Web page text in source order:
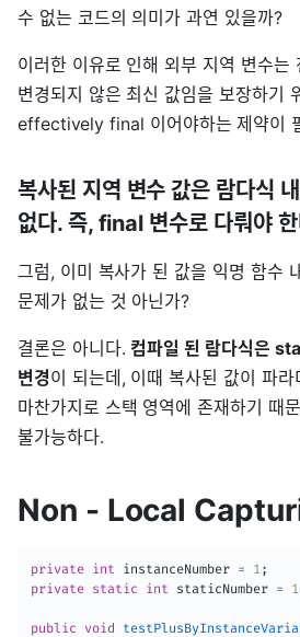
수 없는 코드의 의미가 과연 있을까?
이러한 이유로 인해 외부 지역 변수는
변경되지 않은 최신 값임을 보장하기
effectively final 이어야하는 제약이
복사된 지역 변수 값은 람다식
없다. 즉, final 변수로 다뤄야
그럼, 이미 복사가 된 값을 익명 함수
문제가 없는 것 아닌가?
결론은 아니다. 컴파일 된 람다식은
변경이 되는데, 이때 복사된 값이 파라
마찬가지로 스택 영역에 존재하기 때
불가능하다.
Non - Local
private int instanceNumber = 1 ;
private static int staticNumber = 1
public void